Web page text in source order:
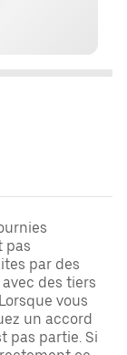
pas
par des
des tiers
vous
un accord
pas partie. Si